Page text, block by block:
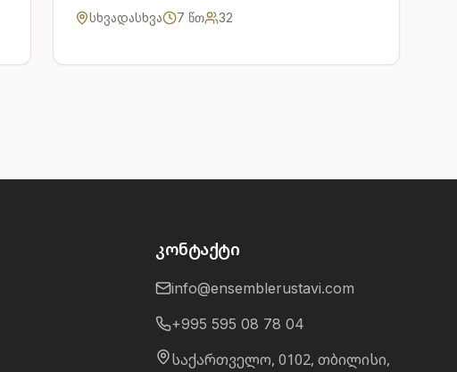
სხვადასხვა 7 წთ 32
კონტაქტი
info@ensemblerustavi.com
+995 595 08 78 04
საქართველო, 0102, თბილისი,